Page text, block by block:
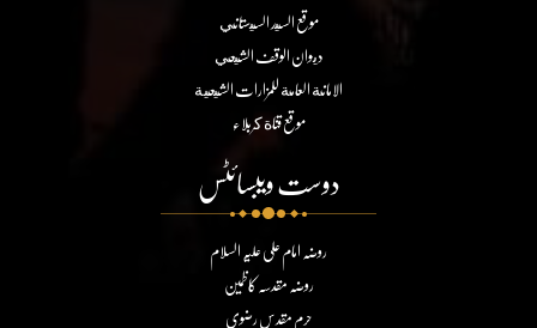
موقع السيد السيستاني
ديوان الوقف الشيعي
الامانة العامة للمزارات الشيعية
موقع قناة كربلاء
دوست ویبسائٹس
روضہ امام علی علیہ السلام
روضہ مقدسہ کاظمین
حرم مقدس رضوی